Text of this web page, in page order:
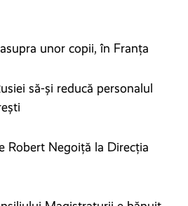
unor copii, în Franța
să-și reducă personalul
Robert Negoiță la Direcția